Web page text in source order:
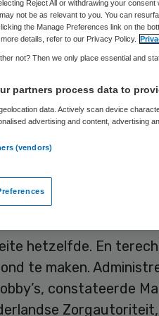
Patrick Struyk 20 april 2016,
zover: de jaarlijkse
de persoonlijke
weinig mensen die
hetzelfde. En
te maken.
constateerde
Reject All or withdrawing your
not be as relevant to you. You can
the Manage Preferences link on the
details, refer to our Privacy Policy.
not? Then we only place essential and
partners process data to
data. Actively scan device
advertising and content, advertising
(vendors)